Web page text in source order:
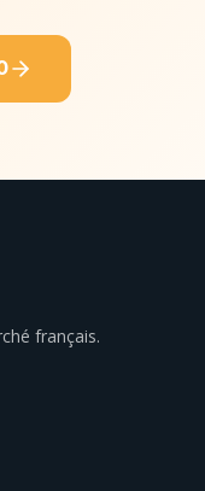
français.